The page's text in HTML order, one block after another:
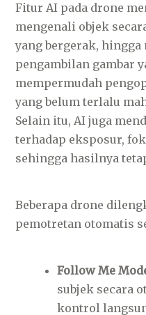
Fitur AI pada drone
mengenali objek
yang bergerak,
pengambilan gambar
mempermudah
yang belum terlalu
Selain itu, AI juga
terhadap eksposur,
sehingga hasilnya
Beberapa drone
pemotretan otomatis
Follow Me
subjek secara
kontrol